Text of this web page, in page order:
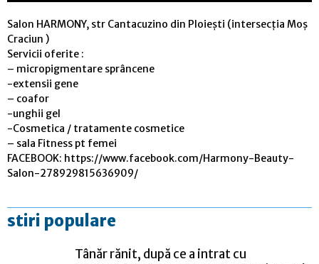
Salon HARMONY, str Cantacuzino din Ploiești (intersecția Moș
Craciun )
Servicii oferite :
– micropigmentare sprâncene
-extensii gene
– coafor
-unghii gel
-Cosmetica / tratamente cosmetice
– sala Fitness pt femei
FACEBOOK: https://www.facebook.com/Harmony-Beauty-
Salon-278929815636909/
stiri populare
Tânăr rănit, după ce a intrat cu